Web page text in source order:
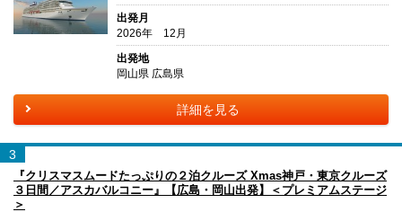
出発月
2026年 12月
出発地
岡山県 広島県
詳細を見る
3
『クリスマスムードたっぷりの２泊クルーズ Xmas神戸・東京クルーズ
３日間／アスカバルコニー』【広島・岡山出発】＜プレミアムステージ
＞